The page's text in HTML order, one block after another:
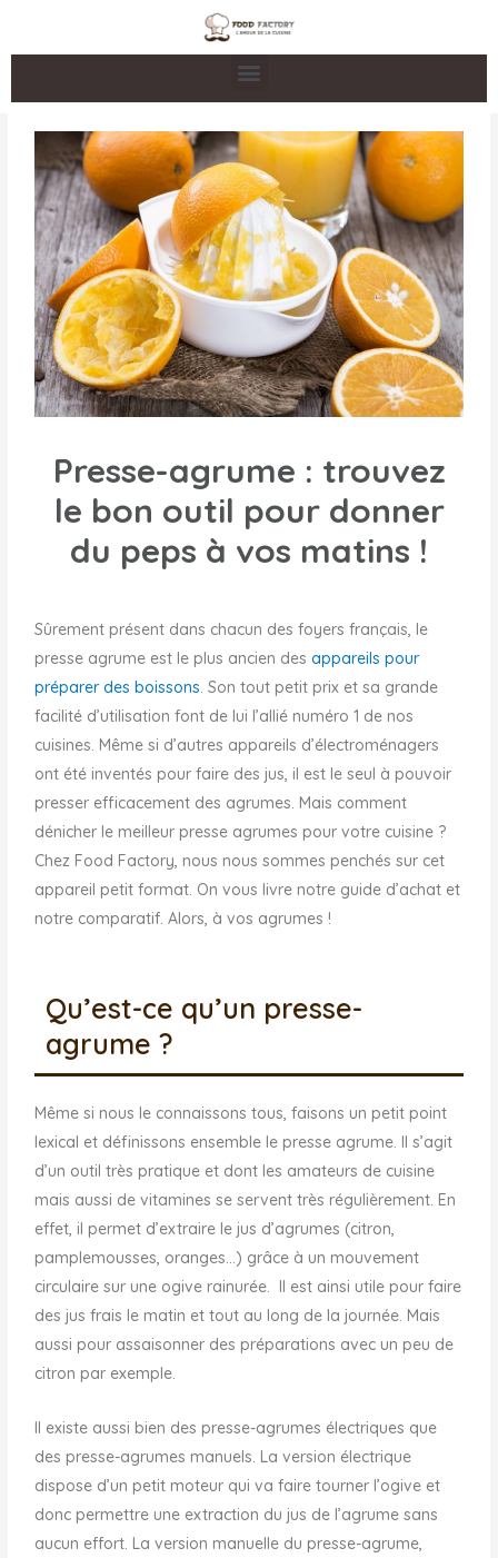
Presse-agrume : trouvez
le bon outil pour donner
du peps à vos matins !
Sûrement présent dans chacun des foyers français, le
presse agrume est le plus ancien desappareils pour
préparer des boissons. Son tout petit prix et sa grande
facilité d’utilisation font de lui l’allié numéro 1 de nos
cuisines. Même si d’autres appareils d’électroménagers
ont été inventés pour faire des jus, il est le seul à pouvoir
presser efficacement des agrumes. Mais comment
dénicher le meilleur presse agrumes pour votre cuisine ?
Chez Food Factory, nous nous sommes penchés sur cet
appareil petit format. On vous livre notre guide d’achat et
notre comparatif. Alors, à vos agrumes !
Qu’est-ce qu’un presse-
agrume ?
Même si nous le connaissons tous, faisons un petit point
lexical et définissons ensemble le presse agrume. Il s’agit
d’un outil très pratique et dont les amateurs de cuisine
mais aussi de vitamines se servent très régulièrement. En
effet, il permet d’extraire le jus d’agrumes (citron,
pamplemousses, oranges…) grâce à un mouvement
circulaire sur une ogive rainurée. Il est ainsi utile pour faire
des jus frais le matin et tout au long de la journée. Mais
aussi pour assaisonner des préparations avec un peu de
citron par exemple.
Il existe aussi bien des presse-agrumes électriques que
des presse-agrumes manuels. La version électrique
dispose d’un petit moteur qui va faire tourner l’ogive et
donc permettre une extraction du jus de l’agrume sans
aucun effort. La version manuelle du presse-agrume,